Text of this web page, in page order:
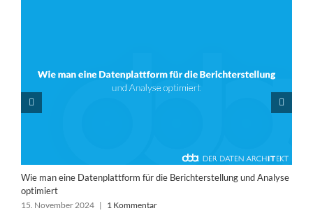
Wie man eine Datenplattform für die Berichterstellung und Analyse
optimiert
15. November 2024 | 1 Kommentar